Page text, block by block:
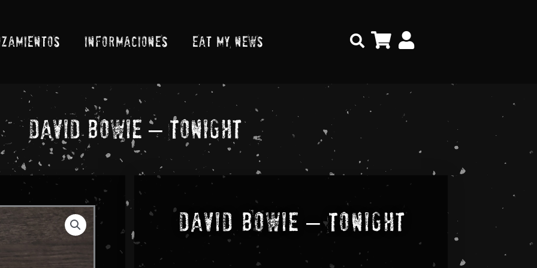
INFORMACIONES EAT MY NEWS Search
David Bowie – Tonight
David Bowie – Tonight